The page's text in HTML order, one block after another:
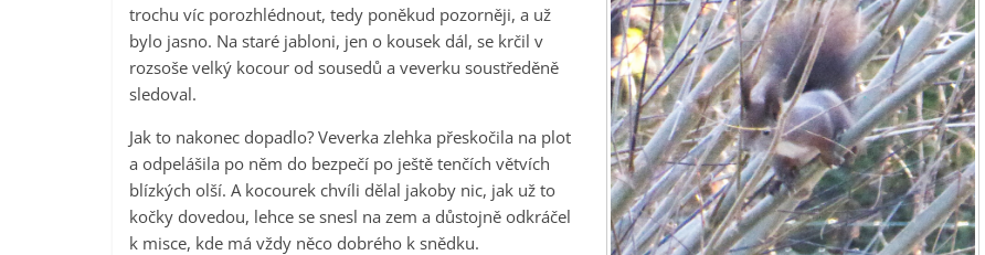
trochu víc porozhlédnout, tedy poněkud pozorněji, a už
bylo jasno. Na staré jabloni, jen o kousek dál, se krčil v
rozsoše velký kocour od sousedů a veverku soustředěně
sledoval.
Jak to nakonec dopadlo? Veverka zlehka přeskočila na plot
a odpelášila po něm do bezpečí po ještě tenčích větvích
blízkých olší. A kocourek chvíli dělal jakoby nic, jak už to
kočky dovedou, lehce se snesl na zem a důstojně odkráčel
k misce, kde má vždy něco dobrého k snědku.